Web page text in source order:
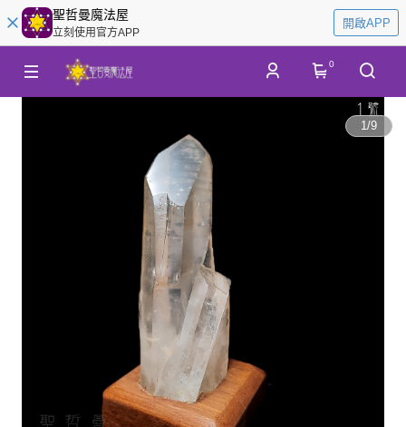
聖哲曼魔法屋
立刻使用官方APP
開啟APP
0
1/9